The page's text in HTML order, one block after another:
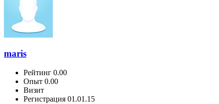
maris
Рейтинг 0.00
Опыт 0.00
Визит
Регистрация 01.01.15